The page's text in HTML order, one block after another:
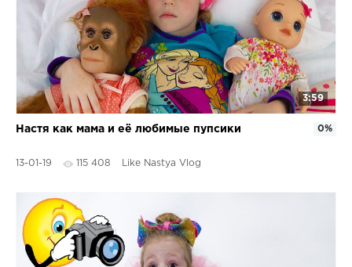
3:59
Настя как мама и её любимые пупсики
13-01-19 115 408 Like Nastya Vlog
0%